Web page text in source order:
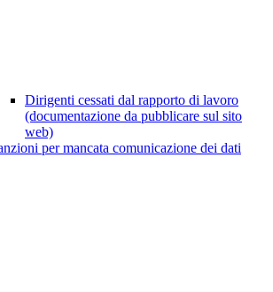
Dirigenti cessati dal rapporto di lavoro
(documentazione da pubblicare sul sito
web)
per mancata comunicazione dei dati